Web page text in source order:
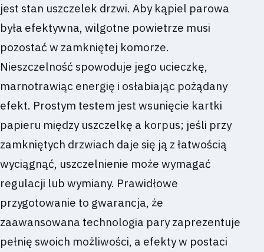
jest stan uszczelek drzwi. Aby kąpiel parowa
była efektywna, wilgotne powietrze musi
pozostać w zamkniętej komorze.
Nieszczelność spowoduje jego ucieczkę,
marnotrawiąc energię i osłabiając pożądany
efekt. Prostym testem jest wsunięcie kartki
papieru między uszczelkę a korpus; jeśli przy
zamkniętych drzwiach daje się ją z łatwością
wyciągnąć, uszczelnienie może wymagać
regulacji lub wymiany. Prawidłowe
przygotowanie to gwarancja, że
zaawansowana technologia pary zaprezentuje
pełnię swoich możliwości, a efekty w postaci